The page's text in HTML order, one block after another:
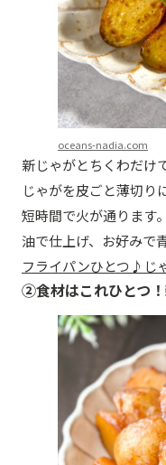
oceans-nadia.com
新じゃがとちくわだけ
じゃがを皮ごと薄切り
短時間で火が通ります
油で仕上げ、お好みで
フライパンひとつ♪じ
②食材はこれひとつ